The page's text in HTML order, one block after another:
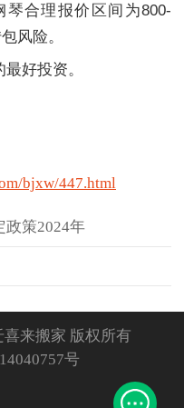
合理报价区间为800-
风险。
好投资。
bjxw/447.html
政策2024年
来搬家 版权所有
号